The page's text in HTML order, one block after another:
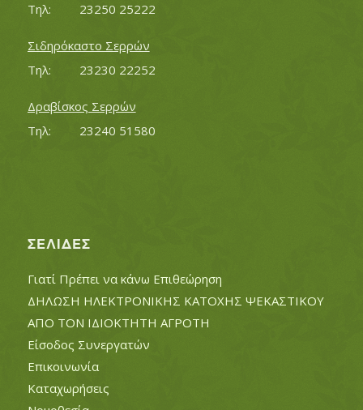
Τηλ:		23250 25222
Σιδηρόκαστο Σερρών
Τηλ:		23230 22252
Δραβίσκος Σερρών
Τηλ:		23240 51580
ΣΕΛΊΔΕΣ
Γιατί Πρέπει να κάνω Επιθεώρηση
ΔΗΛΩΣΗ ΗΛΕΚΤΡΟΝΙΚΗΣ ΚΑΤΟΧΗΣ ΨΕΚΑΣΤΙΚΟΥ
ΑΠΟ ΤΟΝ ΙΔΙΟΚΤΗΤΗ ΑΓΡΟΤΗ
Είσοδος Συνεργατών
Επικοινωνία
Καταχωρήσεις